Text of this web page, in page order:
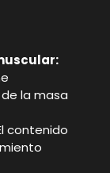
la masa
contenido